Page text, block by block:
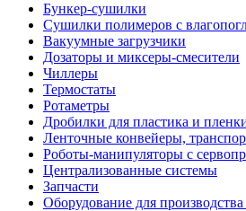
Бункер-сушилки
Сушилки полимеров с
Вакуумные загрузчики
Дозаторы и миксеры-смесители
Чиллеры
Термостаты
Ротаметры
Дробилки для пластика и
Ленточные конвейеры,
Роботы-манипуляторы с
Централизованные системы
Запчасти
Оборудование для